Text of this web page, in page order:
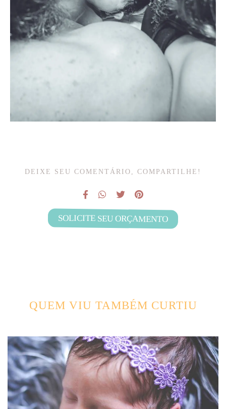
DEIXE SEU COMENTÁRIO, COMPARTILHE!
SOLICITE SEU ORÇAMENTO
QUEM VIU TAMBÉM CURTIU